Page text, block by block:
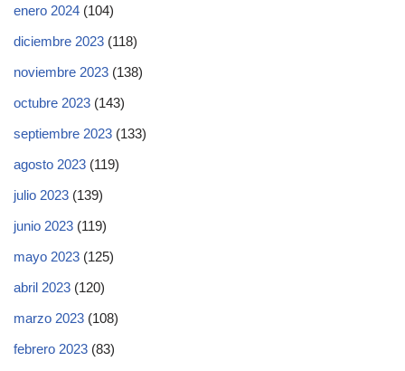
enero 2024 (104)
diciembre 2023 (118)
noviembre 2023 (138)
octubre 2023 (143)
septiembre 2023 (133)
agosto 2023 (119)
julio 2023 (139)
junio 2023 (119)
mayo 2023 (125)
abril 2023 (120)
marzo 2023 (108)
febrero 2023 (83)